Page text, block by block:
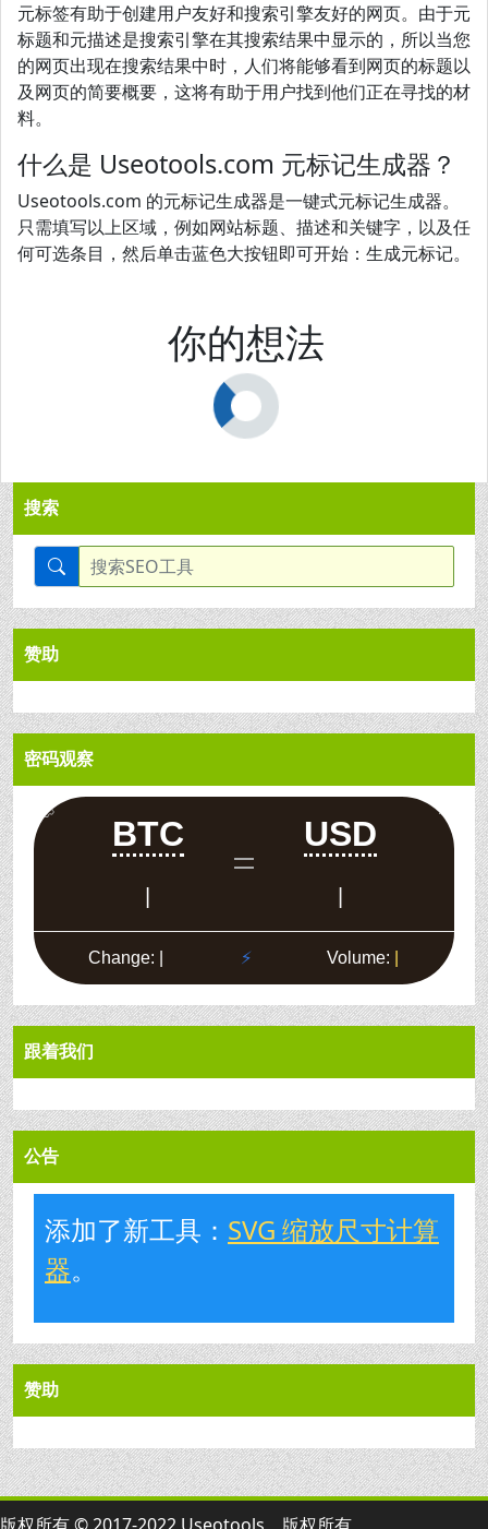
元标签有助于创建用户友好和搜索引擎友好的网页。由于元
标题和元描述是搜索引擎在其搜索结果中显示的，所以当您
的网页出现在搜索结果中时，人们将能够看到网页的标题以
及网页的简要概要，这将有助于用户找到他们正在寻找的材
料。
什么是 Useotools.com 元标记生成器？
Useotools.com 的元标记生成器是一键式元标记生成器。
只需填写以上区域，例如网站标题、描述和关键字，以及任
何可选条目，然后单击蓝色大按钮即可开始：生成元标记。
你的想法
搜索
赞助
密码观察
跟着我们
公告
添加了新工具： SVG 缩放尺寸计算
器。
赞助